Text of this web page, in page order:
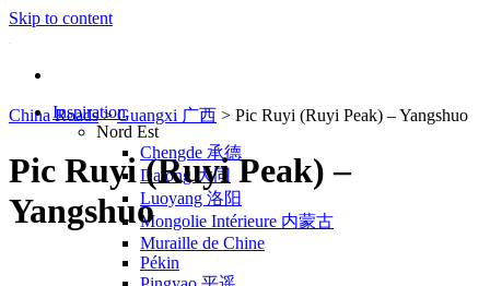
Skip to content
Inspiration
Nord Est
Chengde 承德
Datong 大同
Luoyang 洛阳
Mongolie Intérieure 内蒙古
Muraille de Chine
Pékin
China Roads > Guangxi 广西 > Pic Ruyi (Ruyi Peak) – Yangshuo
Pic Ruyi (Ruyi Peak) –
Yangshuo